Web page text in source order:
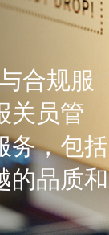
合规服
关员管
务，包括
的品质和